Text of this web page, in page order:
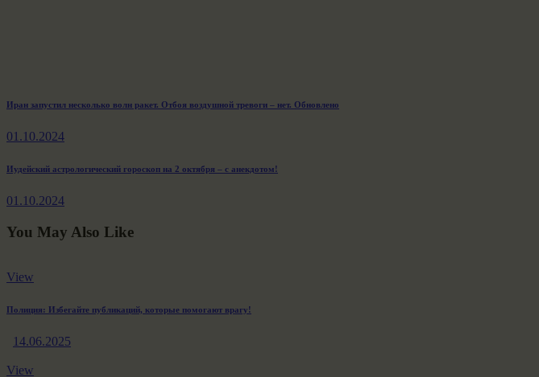
Навигация
по
Previous
Иран запустил несколько волн ракет. Отбоя воздушной тревоги – нет. Обновлено
01.10.2024
Next
Иудейский астрологический гороскоп на 2 октября – с анекдотом!
01.10.2024
You May Also Like
View
Полиция: Избегайте публикаций, которые помогают врагу!
14.06.2025
View